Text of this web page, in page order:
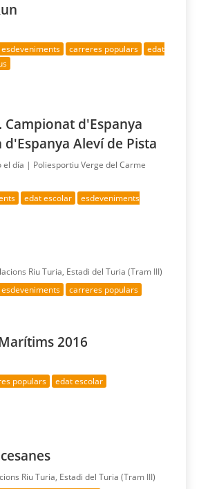
carreres populars
edat
d'Espanya
Aleví de Pista
el día | Poliesportiu Verge del Carme
edat escolar
esdeveniments
Riu Turia, Estadi del Turia (Tram III)
carreres populars
2016
populars
edat escolar
Riu Turia, Estadi del Turia (Tram III)